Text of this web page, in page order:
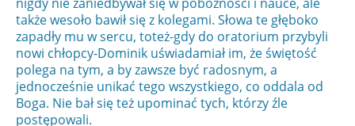
także wesoło bawił się z kolegami. Słowa te głęboko
zapadły mu w sercu, toteż-gdy do oratorium przybyli
nowi chłopcy-Dominik uświadamiał im, że świętość
polega na tym, a by zawsze być radosnym, a
jednocześnie unikać tego wszystkiego, co oddala od
Boga. Nie bał się też upominać tych, którzy źle
postępowali.